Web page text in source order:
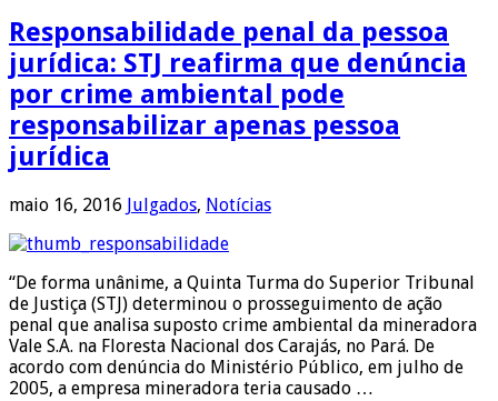
Responsabilidade penal da pessoa
jurídica: STJ reafirma que denúncia
por crime ambiental pode
responsabilizar apenas pessoa
jurídica
maio 16, 2016 Julgados, Notícias
“De forma unânime, a Quinta Turma do Superior Tribunal
de Justiça (STJ) determinou o prosseguimento de ação
penal que analisa suposto crime ambiental da mineradora
Vale S.A. na Floresta Nacional dos Carajás, no Pará. De
acordo com denúncia do Ministério Público, em julho de
2005, a empresa mineradora teria causado …